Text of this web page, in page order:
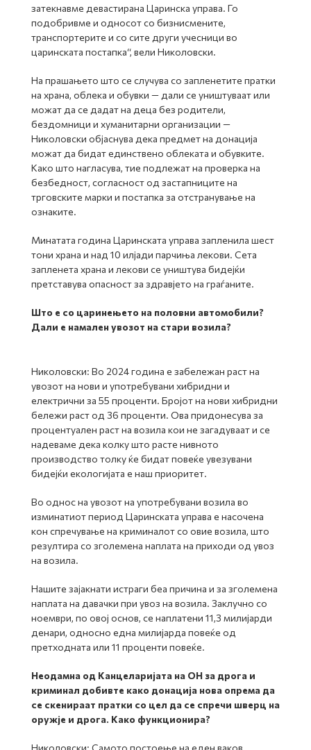
затекнавме девастирана Царинска управа. Го
подобривме и односот со бизнисмените,
транспортерите и со сите други учесници во
царинската постапка“, вели Николовски.
На прашањето што се случува со запленетите пратки
на храна, облека и обувки — дали се уништуваат или
можат да се дадат на деца без родители,
бездомници и хуманитарни организации —
Николовски објаснува дека предмет на донација
можат да бидат единствено облеката и обувките.
Како што нагласува, тие подлежат на проверка на
безбедност, согласност од застапниците на
трговските марки и постапка за отстранување на
ознаките.
Минатата година Царинската управа запленила шест
тони храна и над 10 илјади парчиња лекови. Сета
запленета храна и лекови се уништува бидејќи
претставува опасност за здравјето на граѓаните.
Што е со царинењето на половни автомобили?
Дали е намален увозот на стари возила?
Николовски: Во 2024 година е забележан раст на
увозот на нови и употребувани хибридни и
електрични за 55 проценти. Бројот на нови хибридни
бележи раст од 36 проценти. Ова придонесува за
процентуален раст на возила кои не загадуваат и се
надеваме дека колку што расте нивното
производство толку ќе бидат повеќе увезувани
бидејќи екологијата е наш приоритет.
Во однос на увозот на употребувани возила во
изминатиот период Царинската управа е насочена
кон спречување на криминалот со овие возила, што
резултира со зголемена наплата на приходи од увоз
на возила.
Нашите зајакнати истраги беа причина и за зголемена
наплата на давачки при увоз на возила. Заклучно со
ноември, по овој основ, се наплатени 11,3 милијарди
денари, односно една милијарда повеќе од
претходната или 11 проценти повеќе.
Неодамна од Канцеларијата на ОН за дрога и
криминал добивте како донација нова опрема да
се скенираат пратки со цел да се спречи шверц на
оружје и дрога. Како функционира?
Николовски: Самото постоење на еден ваков